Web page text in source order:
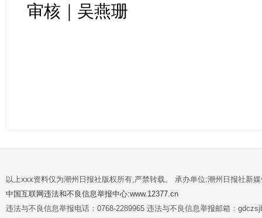
审核｜吴燕珊
以上xxx资料仅为潮州日报社版权所有,严禁转载。 承办单位:潮州日报社新
中国互联网违法和不良信息举报中心:www.12377.cn
违法与不良信息举报电话：0768-2289965 违法与不良信息举报邮箱：